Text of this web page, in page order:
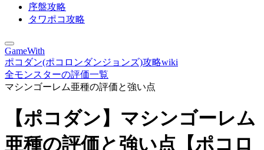
序盤攻略
タワポコ攻略
GameWith
ポコダン(ポコロンダンジョンズ)攻略wiki
全モンスターの評価一覧
マシンゴーレム亜種の評価と強い点
【ポコダン】マシンゴーレム
亜種の評価と強い点【ポコロ